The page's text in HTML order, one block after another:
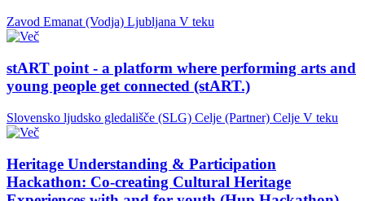
Zavod Emanat (Vodja) Ljubljana V teku
stART point - a platform where performing arts and
young people get connected (stART.)
Slovensko ljudsko gledališče (SLG) Celje (Partner) Celje V teku
Heritage Understanding & Participation
Hackathon: Co-creating Cultural Heritage